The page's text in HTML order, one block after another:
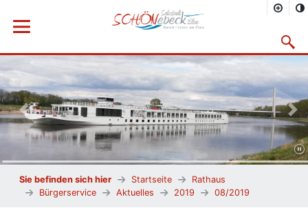
Menü öffnen
Vorheriges Bild
Sie befinden sich hier Startseite
Rathaus
Bürgerservice
Aktuelles 2019 08/2019